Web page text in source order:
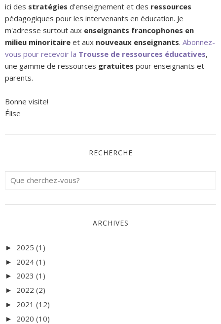
ici des stratégies d'enseignement et des ressources
pédagogiques pour les intervenants en éducation. Je
m'adresse surtout aux enseignants francophones en
milieu minoritaire et aux nouveaux enseignants. Abonnez-
vous pour recevoir la Trousse de ressources éducatives,
une gamme de ressources gratuites pour enseignants et
parents.
Bonne visite!
Élise
RECHERCHE
ARCHIVES
► 2025 (1)
► 2024 (1)
► 2023 (1)
► 2022 (2)
► 2021 (12)
► 2020 (10)